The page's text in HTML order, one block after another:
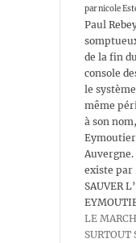
par nicole
Paul
de la fin
console
le
même
à son
Auvergne.
existe par
SAUVER
LE
SURTOUT